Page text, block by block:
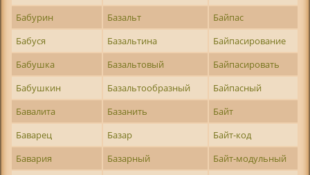
Бабурин
Базальт
Байпас
Бабуся
Базальтина
Байпасирование
Бабушка
Базальтовый
Байпасировать
Бабушкин
Базальтообразный
Байпасный
Бавалита
Базанить
Байт
Баварец
Базар
Байт-код
Бавария
Базарный Байт-модульный